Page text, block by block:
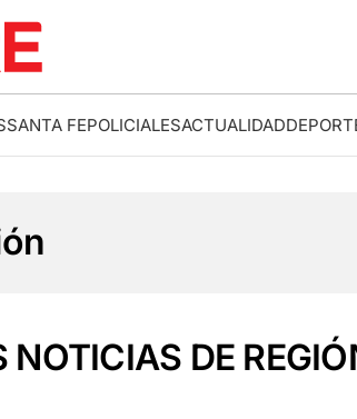
SANTA FEPOLICIALESACTUALIDAD
NOTICIAS DE